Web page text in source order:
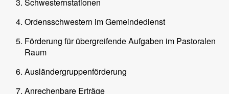
Ordensschwestern im Gemeindedienst
Förderung für übergreifende Aufgaben im Pastoralen
Raum
Ausländergruppenförderung
Anrechenbare Erträge